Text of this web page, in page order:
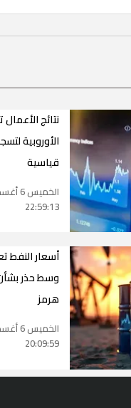
نتائج
الأوروبية
قياسية
22:59:13
أسعار النفط
وسط حذر
هرمز
20:09:59